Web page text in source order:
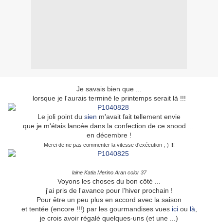
Je savais bien que ...
lorsque je l'aurais terminé le printemps serait là !!!
Le joli point du sien m'avait fait tellement envie
que je m'étais lancée dans la confection de ce snood ...
en décembre !
Merci de ne pas commenter la vitesse d'exécution ;-) !!!
laine Katia Merino Aran color 37
Voyons les choses du bon côté ...
j'ai pris de l'avance pour l'hiver prochain !
Pour être un peu plus en accord avec la saison
et tentée (encore !!!) par les gourmandises vues iciou là
je crois avoir régalé quelques-uns (et une ...)